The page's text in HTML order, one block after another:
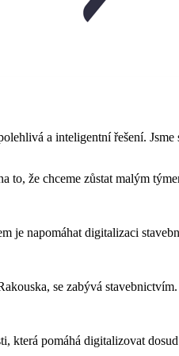
a inteligentní řešení.
že chceme zůstat malým
je napomáhat digitalizaci
se zabývá stavebnictvím.
která pomáhá digitalizovat